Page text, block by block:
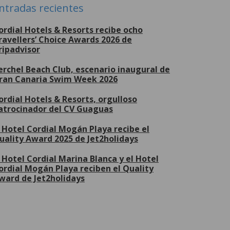
recientes
Hotels & Resorts recibe ocho
Choice Awards 2026 de
Beach Club, escenario inaugural de
Canaria Swim Week 2026
Hotels & Resorts, orgulloso
del CV Guaguas
Hotel Cordial Mogán Playa recibe el
Award 2025 de Jet2holidays
Hotel Cordial Marina Blanca y el Hotel
Mogán Playa reciben el Quality
de Jet2holidays